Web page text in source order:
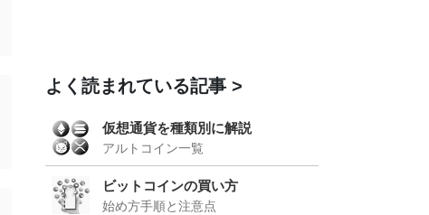
よく読まれている記事
仮想通貨を種類別に解説
アルトコイン一覧
ビットコインの買い方
始め方手順と注意点